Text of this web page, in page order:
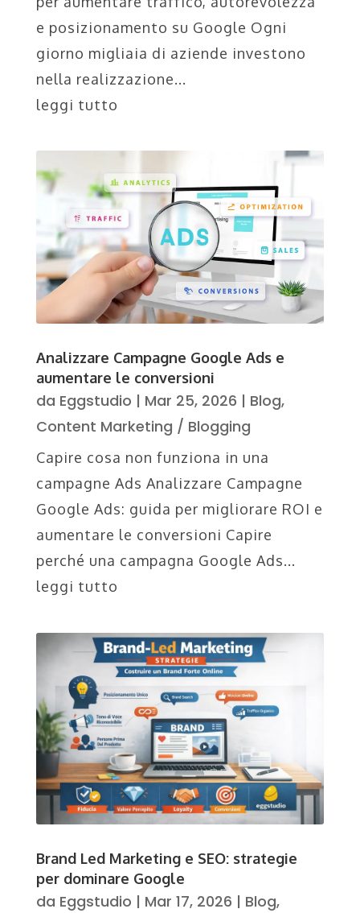
e posizionamento su Google Ogni
giorno migliaia di aziende investono
nella realizzazione...
leggi tutto
Analizzare Campagne Google Ads e
aumentare le conversioni
da Eggstudio | Mar 25, 2026 | Blog,
Content Marketing / Blogging
Capire cosa non funziona in una
campagne Ads Analizzare Campagne
Google Ads: guida per migliorare ROI e
aumentare le conversioni Capire
perché una campagna Google Ads...
leggi tutto
Brand Led Marketing e SEO: strategie
per dominare Google
da Eggstudio | Mar 17, 2026 | Blog,